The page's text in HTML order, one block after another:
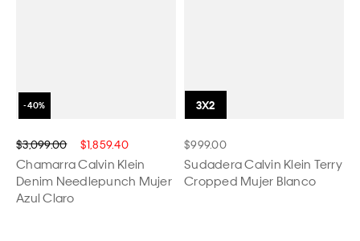
$3,099.00 $1,859.40
Chamarra Calvin Klein
Denim Needlepunch Mujer
Azul Claro
$999.00
Sudadera Calvin Klein Terry
Cropped Mujer Blanco